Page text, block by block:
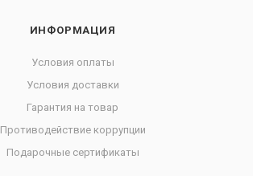
ИНФОРМАЦИЯ
Условия оплаты
Условия доставки
Гарантия на товар
Противодействие коррупции
Подарочные сертификаты